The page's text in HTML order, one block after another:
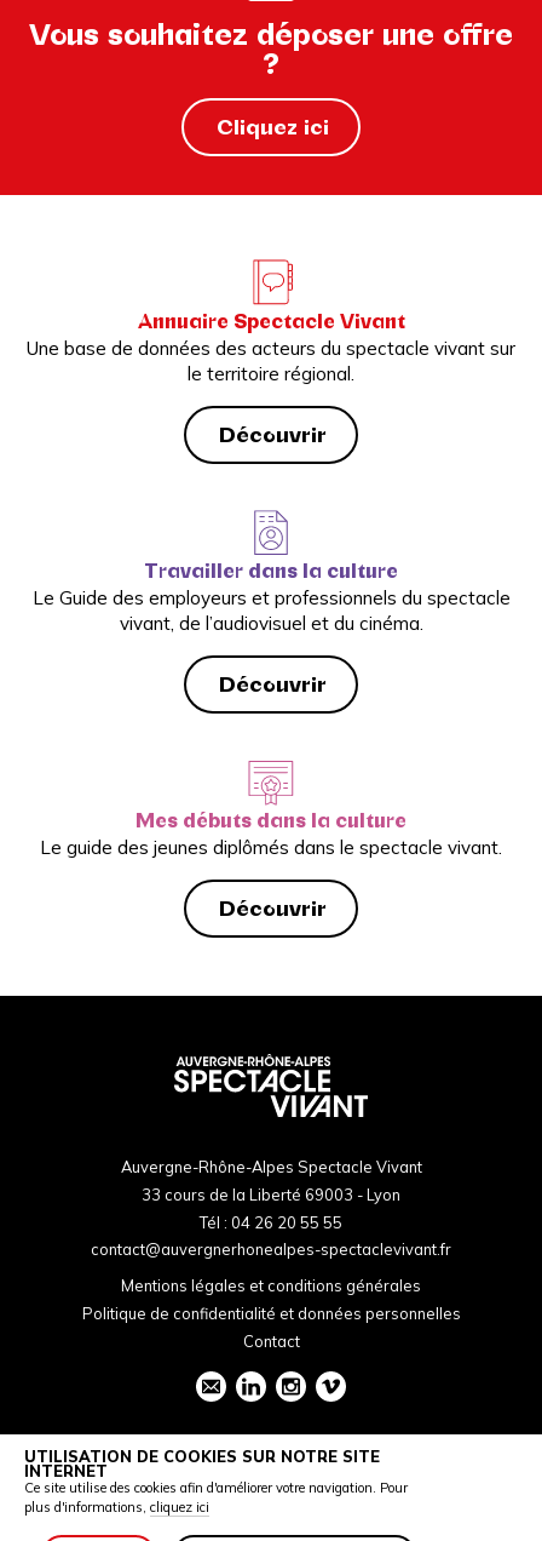
Vous souhaitez déposer une offre
?
Cliquez ici
Annuaire Spectacle Vivant
Une base de données des acteurs du spectacle vivant sur
le territoire régional.
Découvrir
Travailler dans la culture
Le Guide des employeurs et professionnels du spectacle
vivant, de l’audiovisuel et du cinéma.
Découvrir
Mes débuts dans la culture
Le guide des jeunes diplômés dans le spectacle vivant.
Découvrir
Auvergne-Rhône-Alpes Spectacle Vivant
33 cours de la Liberté 69003 - Lyon
Tél : 04 26 20 55 55
contact@auvergnerhonealpes-spectaclevivant.fr
Mentions légales et conditions générales
Politique de confidentialité et données personnelles
Contact
UTILISATION DE COOKIES SUR NOTRE SITE
INTERNET
Ce site utilise des cookies afin d'améliorer votre navigation. Pour
plus d'informations, cliquez ici